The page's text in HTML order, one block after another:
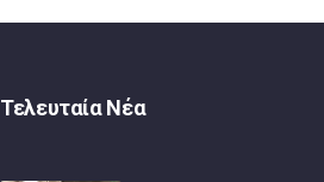
Τελευταία Νέα